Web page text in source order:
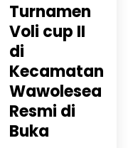
Turnamen
Voli cup II
di
Kecamatan
Wawolesea
Resmi di
Buka